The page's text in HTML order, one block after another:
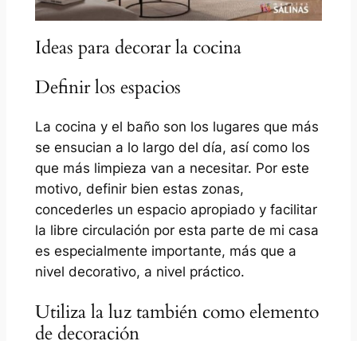
Ideas para decorar la cocina
Definir los espacios
La cocina y el baño son los lugares que más
se ensucian a lo largo del día, así como los
que más limpieza van a necesitar. Por este
motivo, definir bien estas zonas,
concederles un espacio apropiado y facilitar
la libre circulación por esta parte de mi casa
es especialmente importante, más que a
nivel decorativo, a nivel práctico.
Utiliza la luz también como elemento
de decoración